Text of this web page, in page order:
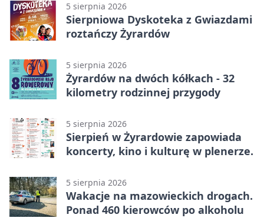
5 sierpnia 2026
Sierpniowa Dyskoteka z Gwiazdami
roztańczy Żyrardów
5 sierpnia 2026
Żyrardów na dwóch kółkach - 32
kilometry rodzinnej przygody
5 sierpnia 2026
Sierpień w Żyrardowie zapowiada
koncerty, kino i kulturę w plenerze.
5 sierpnia 2026
Wakacje na mazowieckich drogach.
Ponad 460 kierowców po alkoholu